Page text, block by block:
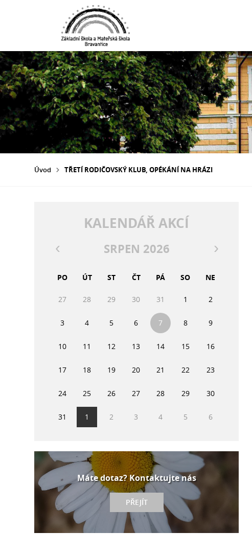
Úvod TŘETÍ RODIČOVSKÝ KLUB, OPÉKÁNÍ NA HRÁZI
KALENDÁŘ AKCÍ
SRPEN 2026
PO ÚT ST ČT PÁ SO NE
27 28 29 30 31 1 2
3 4 5 6 7 8 9
10 11 12 13 14 15 16
17 18 19 20 21 22 23
24 25 26 27 28 29 30
31 1 2 3 4 5 6
Máte dotaz? Kontaktujte nás
PŘEJÍT